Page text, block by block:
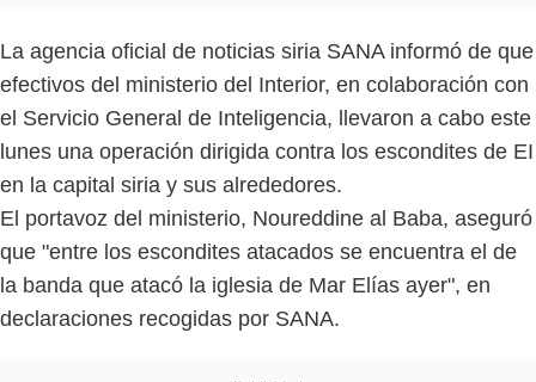
La agencia oficial de noticias siria SANA informó de que
efectivos del ministerio del Interior, en colaboración con
el Servicio General de Inteligencia, llevaron a cabo este
lunes una operación dirigida contra los escondites de EI
en la capital siria y sus alrededores.
El portavoz del ministerio, Noureddine al Baba, aseguró
que "entre los escondites atacados se encuentra el de
la banda que atacó la iglesia de Mar Elías ayer", en
declaraciones recogidas por SANA.